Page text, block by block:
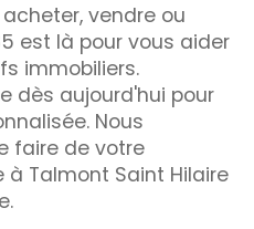
vendre ou
est là pour vous aider
immobiliers.
dès aujourd'hui pour
Nous
faire de votre
à Talmont Saint Hilaire